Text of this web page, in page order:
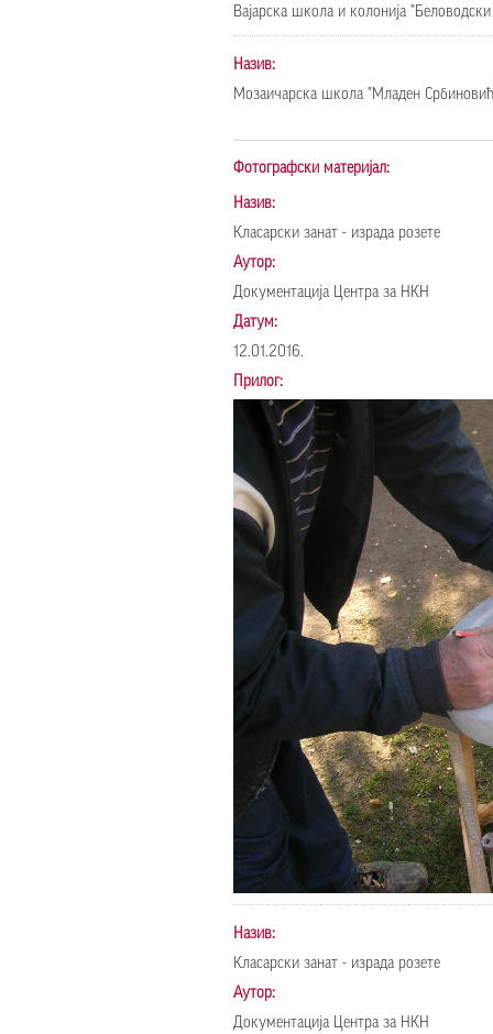
Вајарска школа и колонија
Назив:
Мозаичарска школа "Младен
Фотографски материјал:
Назив:
Класарски занат - израда розете
Аутор:
Докумeнтација Центра за НКН
Датум:
12.01.2016.
Прилог:
Назив:
Класарски занат - израда розете
Аутор:
Докумeнтација Центра за НКН